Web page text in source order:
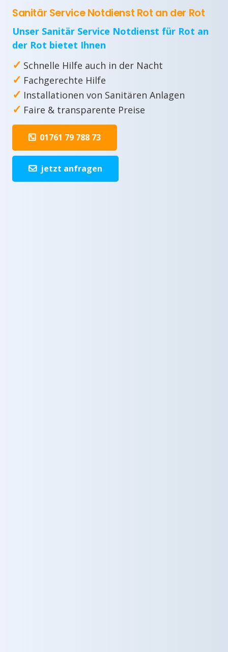
Sanitär Service Notdienst Rot an der Rot
Unser Sanitär Service Notdienst für Rot an
der Rot bietet Ihnen
✓ Schnelle Hilfe auch in der Nacht
✓ Fachgerechte Hilfe
✓ Installationen von Sanitären Anlagen
✓ Faire & transparente Preise
01761 79 788 73
jetzt anfragen